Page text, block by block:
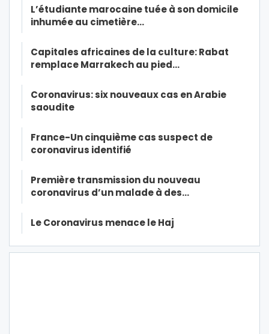
L’étudiante marocaine tuée à son domicile
inhumée au cimetière…
Capitales africaines de la culture: Rabat
remplace Marrakech au pied…
Coronavirus: six nouveaux cas en Arabie
saoudite
France-Un cinquième cas suspect de
coronavirus identifié
Première transmission du nouveau
coronavirus d’un malade à des…
Le Coronavirus menace le Haj